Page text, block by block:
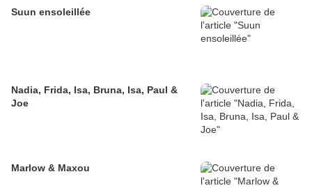
Suun ensoleillée
Nadia, Frida, Isa, Bruna, Isa, Paul &
Joe
Marlow & Maxou